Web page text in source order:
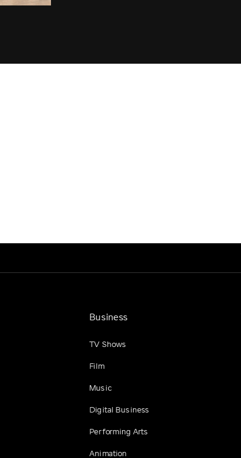
Business
TV Shows
Film
Music
Digital Business
Performing Arts
Animation